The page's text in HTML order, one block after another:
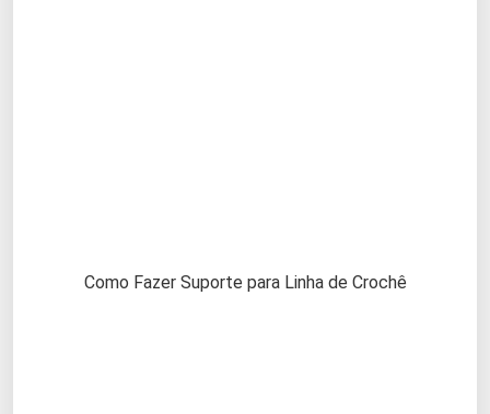
Como Fazer Suporte para Linha de Crochê